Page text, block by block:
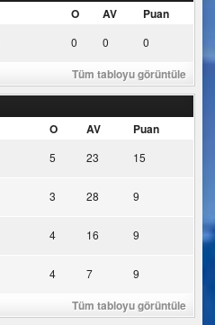
O AV Puan
0 0 0
Tüm tabloyu görüntüle
O AV Puan
5 23 15
3 28 9
4 16 9
4 7 9
Tüm tabloyu görüntüle